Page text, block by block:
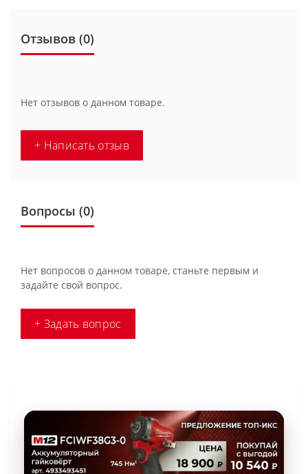
Отзывов (0)
Нет отзывов о данном товаре.
+ Написать отзыв
Вопросы (0)
Нет вопросов о данном товаре, станьте первым и
задайте свой вопрос.
+ Задать вопрос